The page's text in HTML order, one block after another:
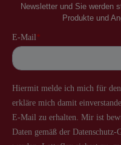
Newsletter und Sie werden
Produkte und